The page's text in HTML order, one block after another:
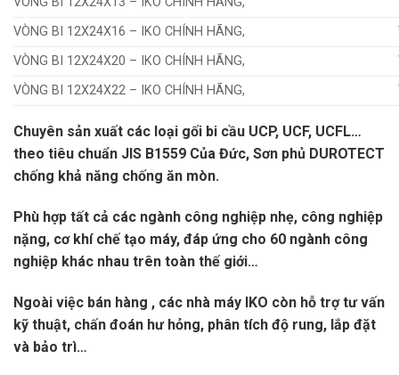
VÒNG BI 12X24X16 – IKO CHÍNH HÃNG,
VÒNG BI 12X24X20 – IKO CHÍNH HÃNG,
VÒNG BI 12X24X22 – IKO CHÍNH HÃNG,
Chuyên sản xuất các loại gối bi cầu UCP, UCF, UCFL…
theo tiêu chuẩn JIS B1559 Của Đức, Sơn phủ DUROTECT
chống khả năng chống ăn mòn.
Phù hợp tất cả các ngành công nghiệp nhẹ, công nghiệp
nặng, cơ khí chế tạo máy, đáp ứng cho 60 ngành công
nghiệp khác nhau trên toàn thế giới…
Ngoài việc bán hàng , các nhà máy IKO còn hỗ trợ tư vấn
kỹ thuật, chấn đoán hư hỏng, phân tích độ rung, lắp đặt
và bảo trì…